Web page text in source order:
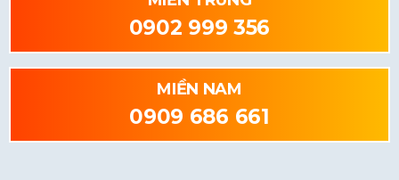
0902 999 356
MIỀN NAM
0909 686 661